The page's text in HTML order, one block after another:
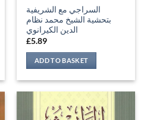
السراجي مع الشريفية
بتحشية الشيخ محمد نظام
الدين الكيرانوي
£5.89
ADD TO BASKET